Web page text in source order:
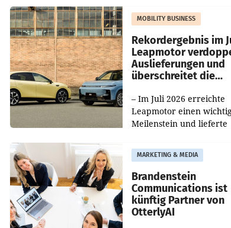
Die beiden Standorte
Haag sowie im rund
MOBILITY BUSINESS
Rekordergebnis im
Leapmotor
Auslieferungen und
überschreitet die
– Im Juli 2026 erreichte
Leapmotor einen
Meilenstein und lieferte
aus, womit sich das
gegenüber Juli 2025
verdoppelte (+102
MARKETING & MEDIA
Brandenstein
Communications ist
künftig Partner von
OtterlyAI